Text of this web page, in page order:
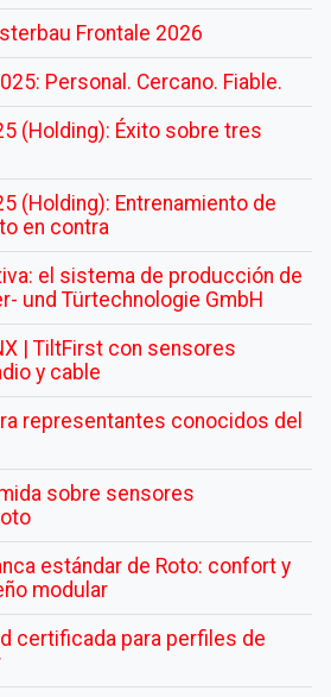
Frontale 2026
Personal. Cercano. Fiable.
(Holding): Éxito sobre tres
(Holding): Entrenamiento de
en contra
el sistema de producción de
und Türtechnologie GmbH
| TiltFirst con sensores
y cable
representantes conocidos del
sobre sensores
estándar de Roto: confort y
modular
certificada para perfiles de